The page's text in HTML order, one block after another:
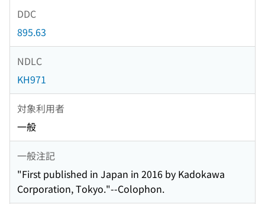
DDC
895.63
NDLC
KH971
対象利用者
一般
一般注記
"First published in Japan in 2016 by Kadokawa
Corporation, Tokyo."--Colophon.